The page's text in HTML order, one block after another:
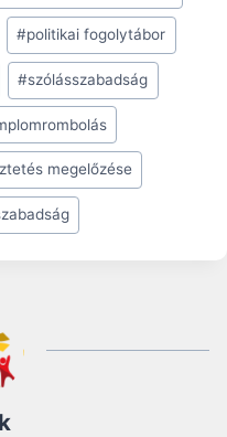
#politikai fogolytábor
#szólásszabadság
megelőzése